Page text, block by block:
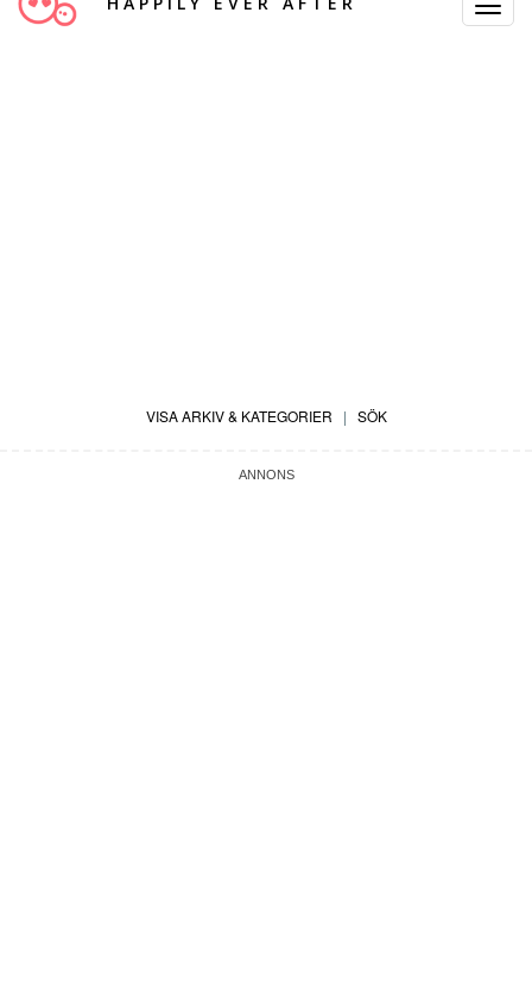
Toggle
VISA ARKIV & KATEGORIER | SÖK